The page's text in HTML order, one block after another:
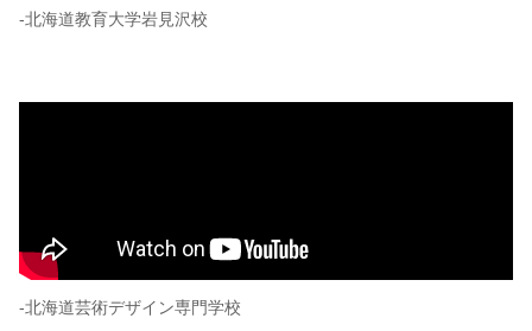
-北海道教育大学岩見沢校
-北海道芸術デザイン専門学校